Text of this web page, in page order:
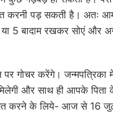
पड़ सकती है। अतः
5 बादाम रखकर सोएं और
गोचर करेंगे।
और साथ ही आपके
करने के लिये- आज से 16